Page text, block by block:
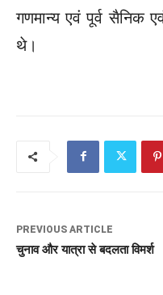
गणमान्य एवं पूर्व सैनिक
थे।
PREVIOUS ARTICLE
चुनाव और यात्रा से बदलता विमर्श